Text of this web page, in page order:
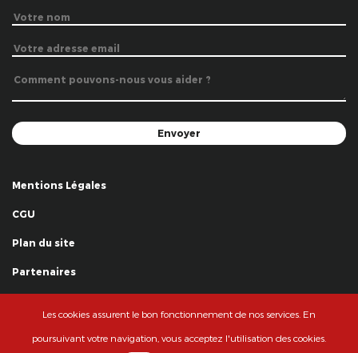
Mentions Légales
CGU
Plan du site
Partenaires
© La Grande Famille des Clowns - 2018
Les cookies assurent le bon fonctionnement de nos services. En
poursuivant votre navigation, vous acceptez l'utilisation des cookies.